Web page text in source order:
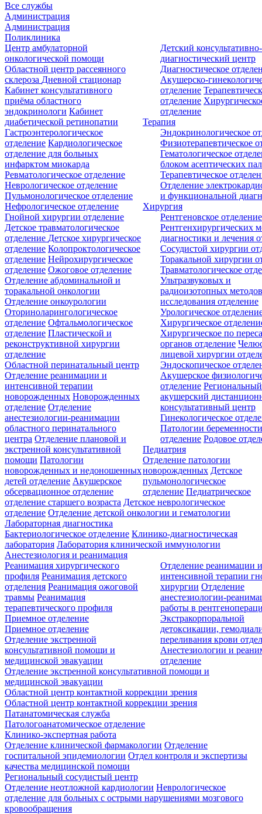
Все службы
Администрация
Администрация
Поликлиника
Центр амбулаторной
онкологической помощи
Областной центр рассеянного
склероза Дневной стационар
Кабинет консультативного
приёма областного
эндокринологи Кабинет
диабетической ретинопатии
Детский консультативно-
диагностический центр
Диагностическое
Акушерско-
отделение
отделение
отделение
Терапия
Гастроэнтерологическое
отделение Кардиологическое
отделение для больных
инфарктом миокарда
Ревматологическое отделение
Неврологическое отделение
Пульмонологическое отделение
Нефрологическое отделение
Эндокринологическое
Физиотерапевтическое
Гематологическое
блоком асептических
Терапевтическое
Отделение
и функциональной
Хирургия
Гнойной хирургии отделение
Детское травматологическое
отделение Детское хирургическое
отделение Колопроктологическое
отделение Нейрохирургическое
отделение Ожоговое отделение
Отделение абдоминальной и
торакальной онкологии
Отделение онкоурологии
Оториноларингологическое
отделение Офтальмологическое
отделение Пластической и
реконструктивной хирургии
отделение
Рентгеновское отделение
Рентгенхирургических
диагностики и лечения
Сосудистой хирургии
Торакальной хирургии
Травматологическое
Ультразвуковых и
радиоизотопных
исследования отделение
Урологическое
Хирургическое
Хирургическое по
органов отделение
лицевой хирургии
Эндоскопическое
Областной перинатальный центр
Отделение реанимации и
интенсивной терапии
новорожденных Новорожденных
отделение Отделение
анестезиологии-реанимации
областного перинатального
центра Отделение плановой и
экстренной консультативной
помощи Патологии
новорожденных и недоношенных
детей отделение Акушерское
обсервационное отделение
Акушерское
отделение Региональный
акушерский
консультативный центр
Гинекологическое
Патологии
отделение Родовое
Педиатрия
Отделение патологии
новорожденных Детское
пульмонологическое
отделение Педиатрическое
отделение старшего возраста Детское неврологическое
отделение Отделение детской онкологии и гематологии
Лабораторная диагностика
Бактериологическое отделение Клинико-диагностическая
лаборатория Лаборатория клинической иммунологии
Анестезиология и реанимация
Реанимация хирургического
профиля Реанимация детского
отделения Реанимация ожоговой
травмы Реанимация
терапевтического профиля
Отделение реанимации
интенсивной терапии
хирургии Отделение
анестезиологии-
работы в
Экстракорпоральной
детоксикации,
переливания крови
Анестезиологии и
отделение
Приемное отделение
Приемное отделение
Отделение экстренной
консультативной помощи и
медицинской эвакуации
Отделение экстренной консультативной помощи и
медицинской эвакуации
Областной центр контактной коррекции зрения
Областной центр контактной коррекции зрения
Патанатомическая служба
Патологоанатомическое отделение
Клинико-экспертная работа
Отделение клинической фармакологии Отделение
госпитальной эпидемиологии Отдел контроля и экспертизы
качества медицинской помощи
Региональный сосудистый центр
Отделение неотложной кардиологии Неврологическое
отделение для больных с острыми нарушениями мозгового
кровообращения